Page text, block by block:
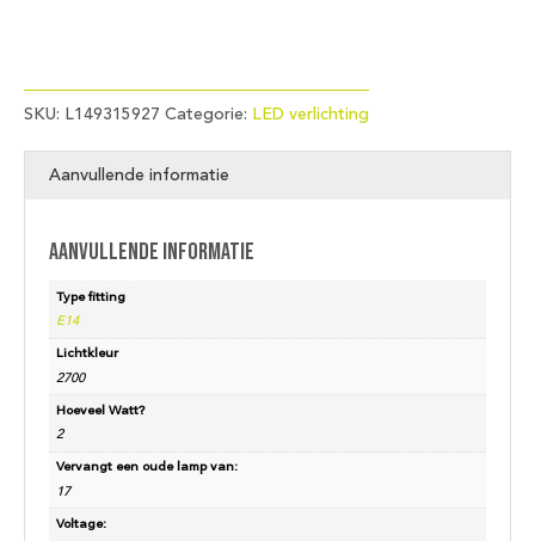
SKU: L149315927 Categorie: LED verlichting
Aanvullende informatie
Aanvullende informatie
Type fitting
E14
Lichtkleur
2700
Hoeveel Watt?
2
Vervangt een oude lamp van:
17
Voltage: